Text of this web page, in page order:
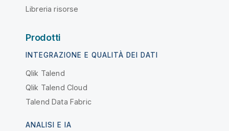
Libreria risorse
Prodotti
INTEGRAZIONE E QUALITÀ DEI DATI
Qlik Talend
Qlik Talend Cloud
Talend Data Fabric
ANALISI E IA